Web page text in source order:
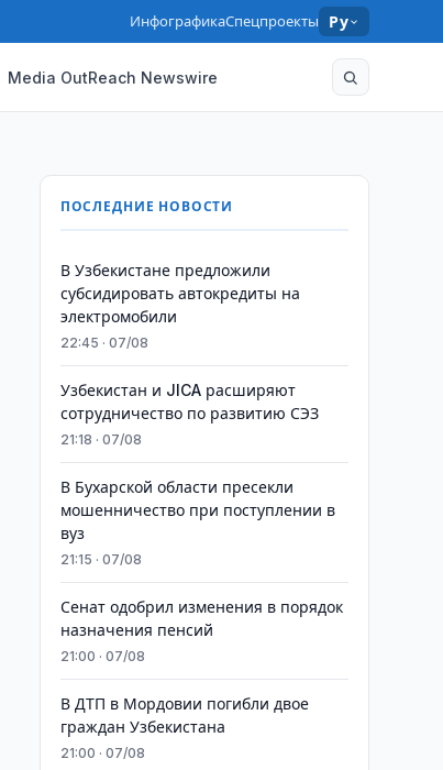
ИнфографикаСпецпроекты Ру
Media OutReach Newswire
ПОСЛЕДНИЕ НОВОСТИ
В Узбекистане предложили
субсидировать автокредиты на
электромобили
22:45 · 07/08
Узбекистан и JICA расширяют
сотрудничество по развитию СЭЗ
21:18 · 07/08
В Бухарской области пресекли
мошенничество при поступлении в
вуз
21:15 · 07/08
Сенат одобрил изменения в порядок
назначения пенсий
21:00 · 07/08
В ДТП в Мордовии погибли двое
граждан Узбекистана
21:00 · 07/08